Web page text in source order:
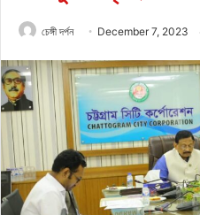
চেঙ্গী দর্পন December 7, 2023